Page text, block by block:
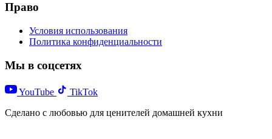
Право
Условия использования
Политика конфиденциальности
Мы в соцсетях
YouTube
TikTok
Сделано с любовью для ценителей домашней кухни